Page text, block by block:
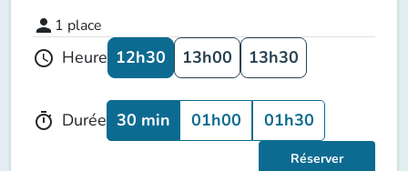
person 1 place
schedule Heure 12h30 13h00 13h30
timer Durée 30 min 01h00 01h30
Réserver